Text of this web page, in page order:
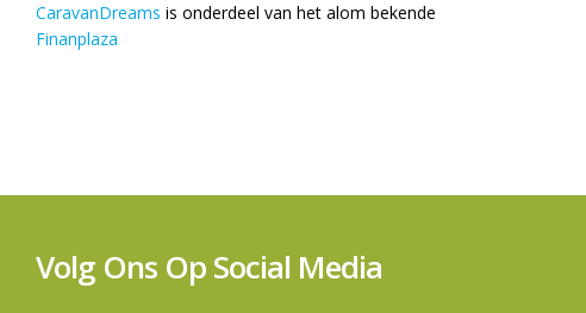
CaravanDreams is onderdeel van het alom bekende
Finanplaza
Volg Ons Op Social Media